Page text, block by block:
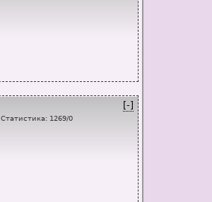
[-]
Статистика: 1269/0